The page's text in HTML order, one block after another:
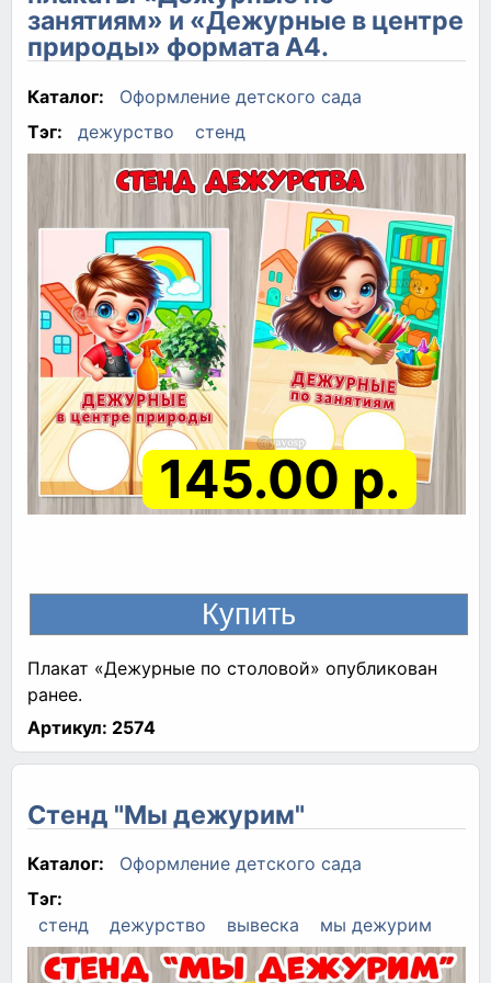
занятиям» и «Дежурные в центре
природы» формата А4.
Каталог:
Оформление детского сада
Тэг:
дежурство стенд
145.00 р.
Плакат «Дежурные по столовой» опубликован
ранее.
Артикул: 2574
Стенд "Мы дежурим"
Каталог:
Оформление детского сада
Тэг:
стенд
дежурство вывеска мы дежурим